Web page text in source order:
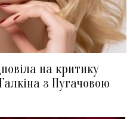
на критику
з Пугачовою